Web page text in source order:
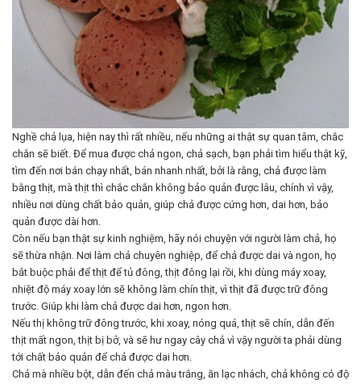
Nghề chả lụa, hiện nay thì rất nhiều, nếu những ai thật sự quan tâm, chắc
chắn sẽ biết. Để mua được chả ngon, chả sạch, bạn phải tìm hiểu thật kỹ,
tìm đến nơi bán chạy nhất, bán nhanh nhất, bởi là rằng, chả được làm
bằng thịt, mà thịt thì chắc chắn không bảo quản được lâu, chính vì vậy,
nhiều nơi dùng chất bảo quản, giúp chả được cứng hơn, dai hơn, bảo
quản được dài hơn.
Còn nếu bạn thật sự kinh nghiệm, hãy nói chuyện với người làm chả, họ
sẽ thừa nhận. Nơi làm chả chuyên nghiệp, để chả được dai và ngon, họ
bắt buộc phải để thịt để tủ đông, thịt đông lại rồi, khi dùng máy xoay,
nhiệt độ máy xoay lớn sẽ không làm chín thịt, vì thịt đã được trữ đông
trước. Giúp khi làm chả được dai hơn, ngon hơn.
Nếu thị không trữ đông trước, khi xoay, nóng quá, thịt sẽ chín, dẫn đến
thịt mất ngon, thịt bị bở, và sẽ hư ngay cây chả vì vậy người ta phải dùng
tới chất bảo quản để chả được dai hơn.
Chả mà nhiều bột, dẫn đến chả màu trắng, ăn lạc nhách, chả không có độ